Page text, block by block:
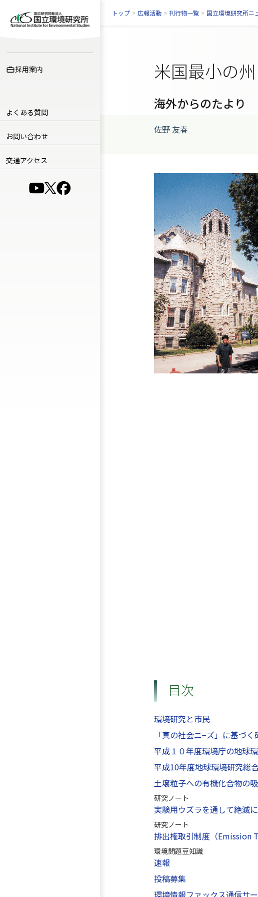
採用案内
よくある質問
お問い合わせ
交通アクセス
（別ウインドウで開きます）
（別ウインドウで開きます）
（別ウインドウで開きます）
トップ > 広報活動 > 刊行物一覧 > 国立環境研究所ニ
米国最小の
海外からのたより
佐野 友春
目次
環境研究と市民
「真の社会ニ−ズ」に基づ
平成１０年度環境庁の地球
平成10年度地球環境研究総
土壌粒子への有機化合物の
研究ノート
実験用ウズラを通して絶滅
研究ノート
排出権取引制度（Emission
環境問題豆知識
速報
投稿募集